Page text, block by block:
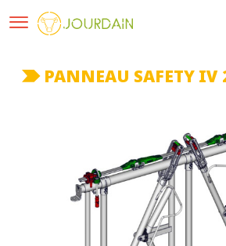
PANNEAU SAFETY IV